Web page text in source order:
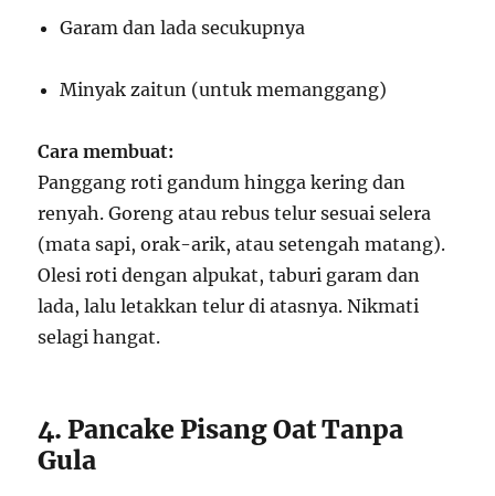
Garam dan lada secukupnya
Minyak zaitun (untuk memanggang)
Cara membuat:
Panggang roti gandum hingga kering dan
renyah. Goreng atau rebus telur sesuai selera
(mata sapi, orak-arik, atau setengah matang).
Olesi roti dengan alpukat, taburi garam dan
lada, lalu letakkan telur di atasnya. Nikmati
selagi hangat.
4. Pancake Pisang Oat Tanpa
Gula